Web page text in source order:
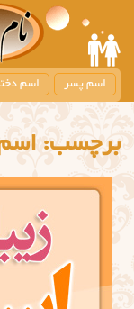
m
i
c
n
t
اسم پسر اسم
برچسب:اسم